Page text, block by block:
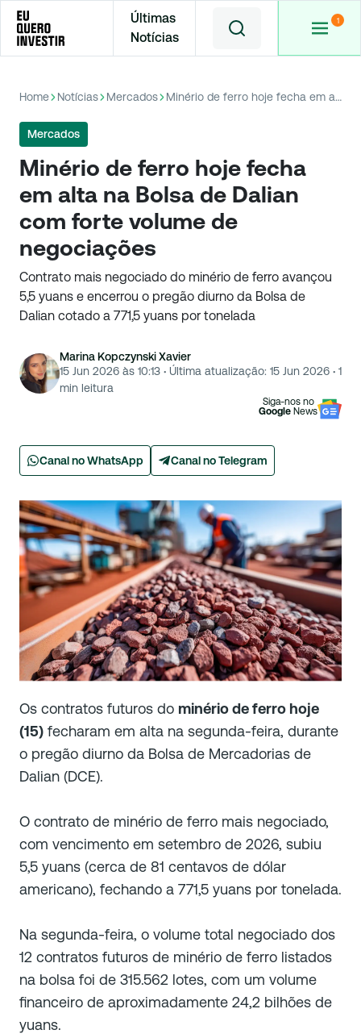
Últimas
Notícias
Home Notícias Mercados Minério de ferro hoje fecha em alta na Bolsa de Dalian com forte volume de negociações
Mercados
Minério de ferro hoje fecha
em alta na Bolsa de Dalian
com forte volume de
negociações
Contrato mais negociado do minério de ferro avançou
5,5 yuans e encerrou o pregão diurno da Bolsa de
Dalian cotado a 771,5 yuans por tonelada
Marina Kopczynski Xavier
15 Jun 2026 às 10:13 · Última atualização: 15 Jun 2026 · 1
min leitura
Siga-nos no
Google News
Canal no WhatsApp Canal no Telegram
Os contratos futuros do minério de ferro hoje
(15) fecharam em alta na segunda-feira, durante
o pregão diurno da Bolsa de Mercadorias de
Dalian (DCE).
O contrato de minério de ferro mais negociado,
com vencimento em setembro de 2026, subiu
5,5 yuans (cerca de 81 centavos de dólar
americano), fechando a 771,5 yuans por tonelada.
Na segunda-feira, o volume total negociado dos
12 contratos futuros de minério de ferro listados
na bolsa foi de 315.562 lotes, com um volume
financeiro de aproximadamente 24,2 bilhões de
yuans.